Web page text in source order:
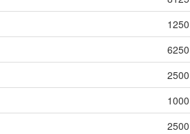
1250
6250
2500
1000
2500